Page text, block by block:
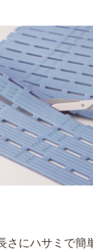
さにハサミで簡